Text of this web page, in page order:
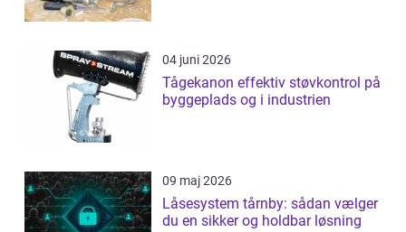
04 juni 2026
Tågekanon effektiv støvkontrol på
byggeplads og i industrien
09 maj 2026
Låsesystem tårnby: sådan vælger
du en sikker og holdbar løsning